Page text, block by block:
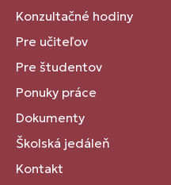
Konzultačné hodiny
Pre učiteľov
Pre študentov
Ponuky práce
Dokumenty
Školská jedáleň
Kontakt